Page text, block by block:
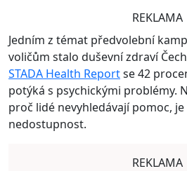
REKLAMA
Jedním z témat předvolební
voličům stalo duševní zdraví
STADA Health Reportse 42
potýká s psychickými problémy.
proč lidé nevyhledávají pomoc,
nedostupnost.
REKLAMA